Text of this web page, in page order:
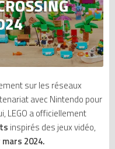
sur les réseaux
avec Nintendo pour
LEGO a officiellement
inspirés des jeux vidéo,
mars 2024.